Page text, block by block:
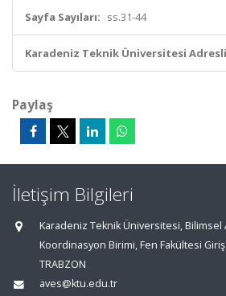
Sayfa Sayıları: ss.31-44
Karadeniz Teknik Üniversitesi
Paylaş
İletişim Bilgileri
Karadeniz Teknik Üniversitesi, Bilimsel
Koordinasyon Birimi, Fen Fakültesi
TRABZON
aves@ktu.edu.tr